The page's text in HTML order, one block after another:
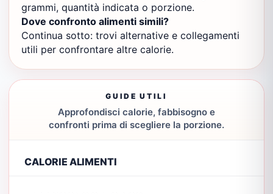
grammi, quantità indicata o porzione.
Dove confronto alimenti simili?
Continua sotto: trovi alternative e collegamenti
utili per confrontare altre calorie.
GUIDE UTILI
Approfondisci calorie, fabbisogno e
confronti prima di scegliere la porzione.
CALORIE ALIMENTI